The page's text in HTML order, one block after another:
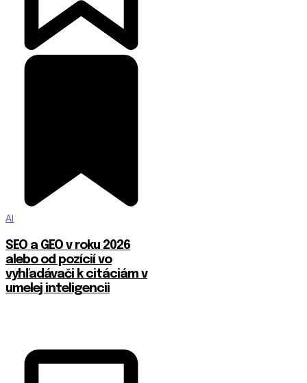
AI
SEO a GEO v roku 2026
alebo od pozícií vo
vyhľadávači k citáciám v
umelej inteligencii